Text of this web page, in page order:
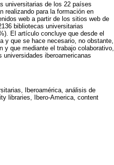
universitarias de los 22 países
realizando para la formación en
web a partir de los sitios web de
bibliotecas universitarias
El artículo concluye que desde el
y que se hace necesario, no obstante,
y que mediante el trabajo colaborativo,
iberoamericanas
Iberoamérica, análisis de
libraries, Ibero-America, content